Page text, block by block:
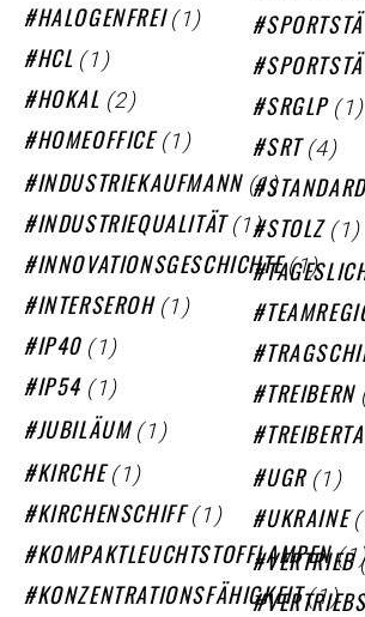
HALOGENFREI (1)
HCL (1)
HOKAL (2)
HOMEOFFICE (1)
INDUSTRIEKAUFMANN (1)
INDUSTRIEQUALITÄT (1)
INNOVATIONSGESCHICHTE (1)
INTERSEROH (1)
IP40 (1)
IP54 (1)
JUBILÄUM (1)
KIRCHE (1)
KIRCHENSCHIFF (1)
KOMPAKTLEUCHTSTOFFLAMPEN
KONZENTRATIONSFÄHIGKEIT (1)
SRGLP (1)
SRT (4)
STOLZ (1)
TREIBERN
UGR (1)
UKRAINE
VERTRIEB